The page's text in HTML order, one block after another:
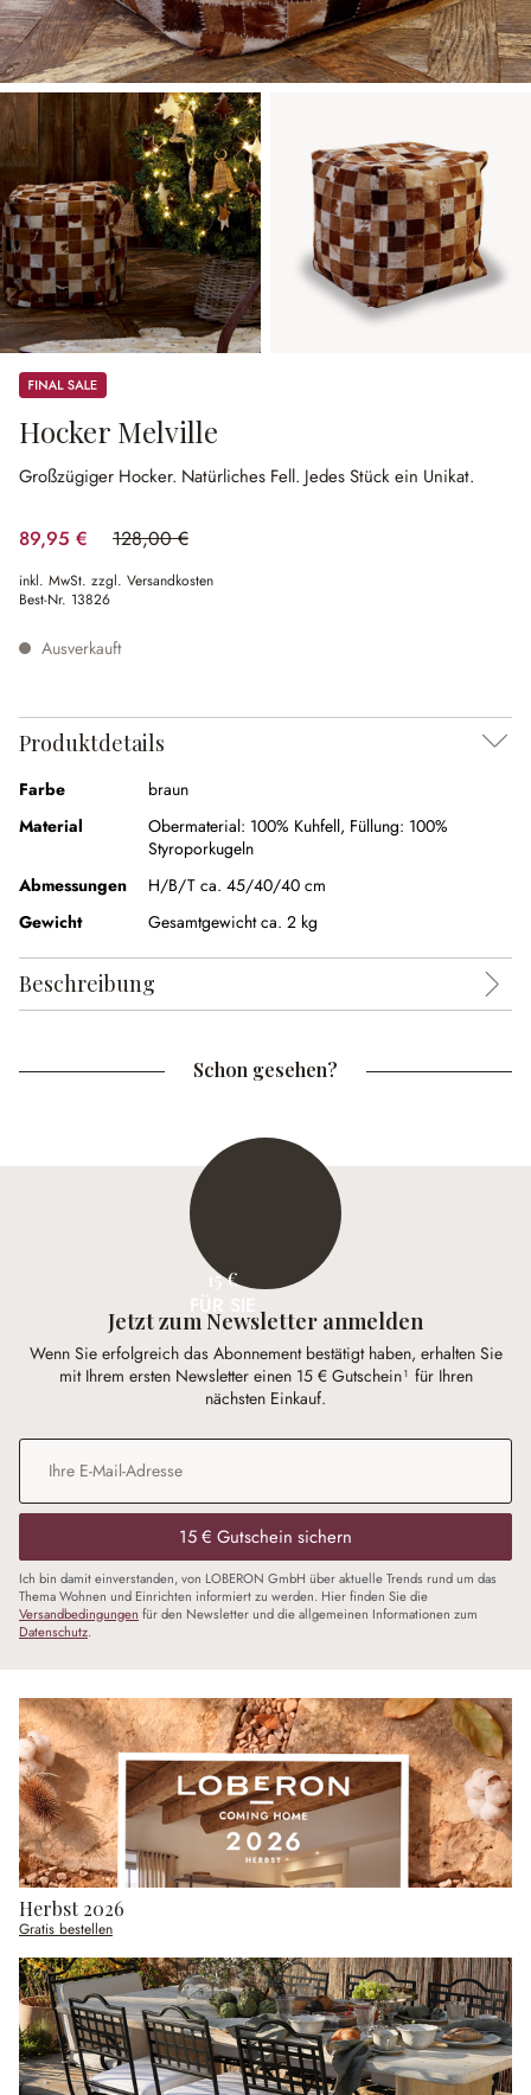
Sale
Hocker Melville
Großzügiger Hocker. Natürliches Fell. Jedes Stück ein Unikat.
89,95 € 128,00 €
(29.73% gespart)
inkl. MwSt. zzgl. Versandkosten
Best-Nr. 13826
Ausverkauft
Produktdetails
Farbe
braun
Material
Obermaterial: 100% Kuhfell, Füllung: 100%
Styroporkugeln
Abmessungen
H/B/T ca. 45/40/40 cm
Gewicht
Gesamtgewicht ca. 2 kg
Beschreibung
Schon gesehen?
15 €
Jetzt zum Newsletter anmelden
Wenn Sie erfolgreich das Abonnement bestätigt haben, erhalten Sie
mit Ihrem ersten Newsletter einen 15 € Gutschein¹ für Ihren
nächsten Einkauf.
E-Mail-Adresse
15 € Gutschein sichern
Ich bin damit einverstanden, von LOBERON GmbH über aktuelle Trends rund um das
Thema Wohnen und Einrichten informiert zu werden. Hier finden Sie die
Versandbedingungen für den Newsletter und die allgemeinen Informationen zum
Datenschutz.
Herbst 2026
Gratis bestellen